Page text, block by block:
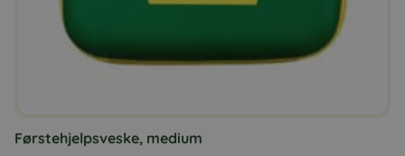
Førstehjelpsveske, medium